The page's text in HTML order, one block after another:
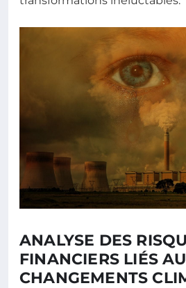
ANALYSE DES
FINANCIERS LIÉS
CHANGEMENTS